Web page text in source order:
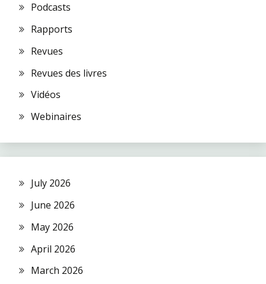
Podcasts
Rapports
Revues
Revues des livres
Vidéos
Webinaires
July 2026
June 2026
May 2026
April 2026
March 2026